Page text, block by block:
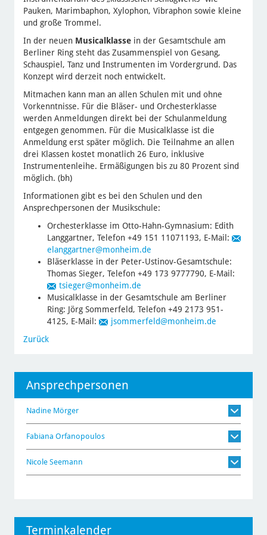
Pauken, Marimbaphon, Xylophon, Vibraphon sowie kleine
und große Trommel.
In der neuen Musicalklassein der Gesamtschule am
Berliner Ring steht das Zusammenspiel von Gesang,
Schauspiel, Tanz und Instrumenten im Vordergrund. Das
Konzept wird derzeit noch entwickelt.
Mitmachen kann man an allen Schulen mit und ohne
Vorkenntnisse. Für die Bläser- und Orchesterklasse
werden Anmeldungen direkt bei der Schulanmeldung
entgegen genommen. Für die Musicalklasse ist die
Anmeldung erst später möglich. Die Teilnahme an allen
drei Klassen kostet monatlich 26 Euro, inklusive
Instrumentenleihe. Ermäßigungen bis zu 80 Prozent sind
möglich. (bh)
Informationen gibt es bei den Schulen und den
Ansprechpersonen der Musikschule:
Orchesterklasse im Otto-Hahn-Gymnasium: Edith
Langgartner, Telefon +49 151 11071193, E-Mail:
elanggartner@monheim.de
Bläserklasse in der Peter-Ustinov-Gesamtschule:
Thomas Sieger, Telefon +49 173 9777790, E-Mail:
tsieger@monheim.de
Musicalklasse in der Gesamtschule am Berliner
Ring: Jörg Sommerfeld, Telefon +49 2173 951-
4125, E-Mail:
jsommerfeld@monheim.de
Zurück
Ansprechpersonen
Nadine Mörger
Fabiana Orfanopoulos
Nicole Seemann
Terminkalender